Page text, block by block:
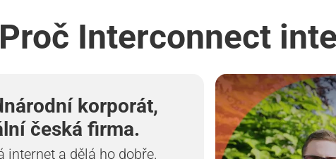
Proč Interconnect
korporát,
česká firma.
internet a dělá ho dobře.